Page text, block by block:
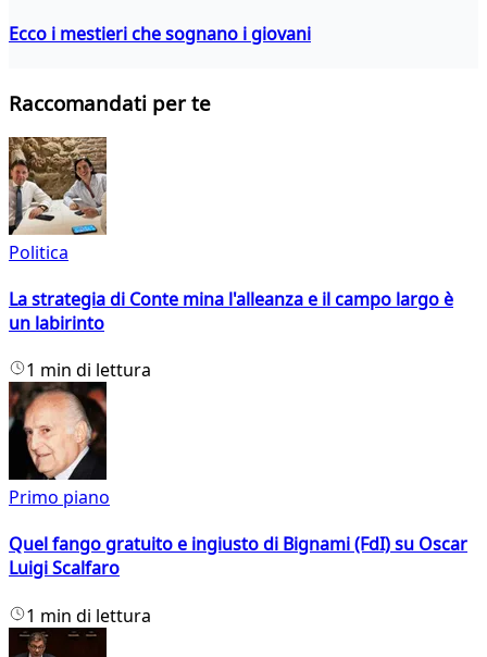
Ecco i mestieri che sognano i giovani
Raccomandati per te
Politica
La strategia di Conte mina l'alleanza e il campo largo è
un labirinto
1 min di lettura
Primo piano
Quel fango gratuito e ingiusto di Bignami (FdI) su Oscar
Luigi Scalfaro
1 min di lettura